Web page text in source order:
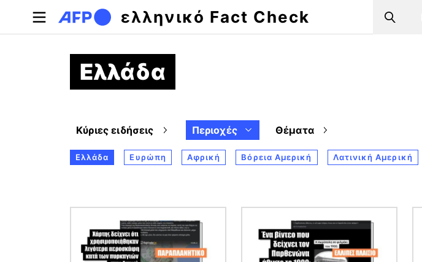
Παράκαμψη προς το κυρίως περιεχόμενο
ελληνικό Fact Check Search
Ελλάδα
Κύριες ειδήσεις Περιοχές Θέματα
Ελλάδα Ευρώπη Αφρική Βόρεια Αμερική Λατινική Αμερική